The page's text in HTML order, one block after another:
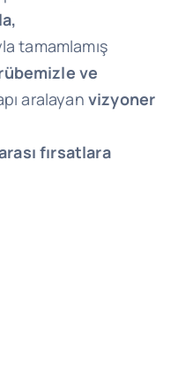
tamamlamış
ve
aralayan vizyoner
fırsatlara